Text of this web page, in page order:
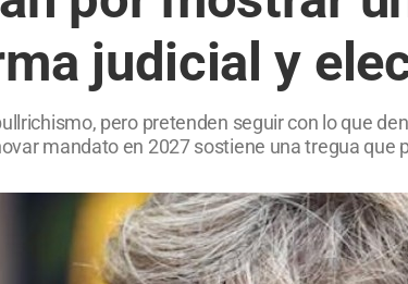
judicial y
pero pretenden seguir con lo que
mandato en 2027 sostiene una tregua que